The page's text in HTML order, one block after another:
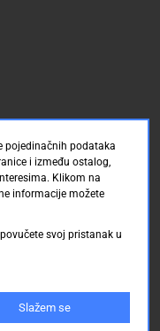
pojedinačnih podataka
i između ostalog,
Klikom na
informacije možete
svoj pristanak u
Slažem se